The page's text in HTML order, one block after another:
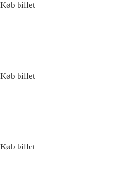
Køb billet
Køb billet
Køb billet